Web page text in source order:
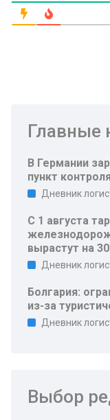
Главные
В Германии
пункт
Дневник
С 1 августа
вырастут на
Дневник
Болгария:
из-за
Дневник
Выбор